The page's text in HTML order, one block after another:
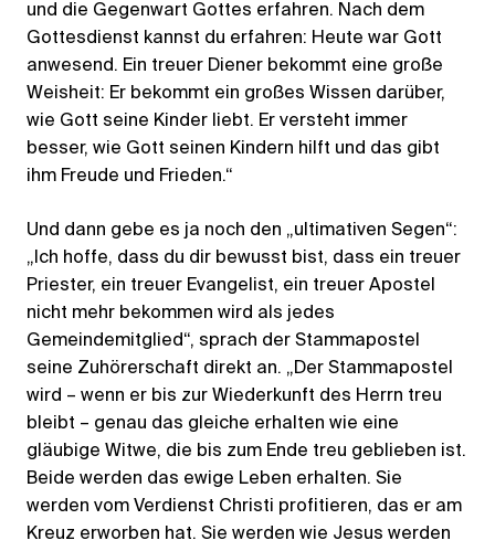
und die Gegenwart Gottes erfahren. Nach dem
Gottesdienst kannst du erfahren: Heute war Gott
anwesend. Ein treuer Diener bekommt eine große
Weisheit: Er bekommt ein großes Wissen darüber,
wie Gott seine Kinder liebt. Er versteht immer
besser, wie Gott seinen Kindern hilft und das gibt
ihm Freude und Frieden.“
Und dann gebe es ja noch den „ultimativen Segen“:
„Ich hoffe, dass du dir bewusst bist, dass ein treuer
Priester, ein treuer Evangelist, ein treuer Apostel
nicht mehr bekommen wird als jedes
Gemeindemitglied“, sprach der Stammapostel
seine Zuhörerschaft direkt an. „Der Stammapostel
wird – wenn er bis zur Wiederkunft des Herrn treu
bleibt – genau das gleiche erhalten wie eine
gläubige Witwe, die bis zum Ende treu geblieben ist.
Beide werden das ewige Leben erhalten. Sie
werden vom Verdienst Christi profitieren, das er am
Kreuz erworben hat. Sie werden wie Jesus werden